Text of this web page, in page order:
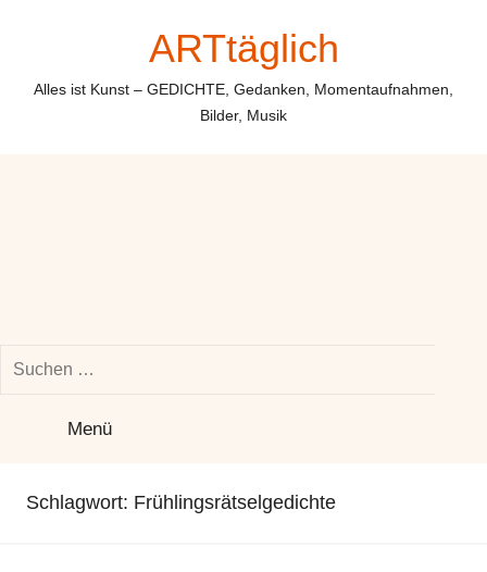
ARTtäglich
Alles ist Kunst – GEDICHTE, Gedanken, Momentaufnahmen,
Bilder, Musik
Suchen
Menü
Schlagwort: Frühlingsrätselgedichte